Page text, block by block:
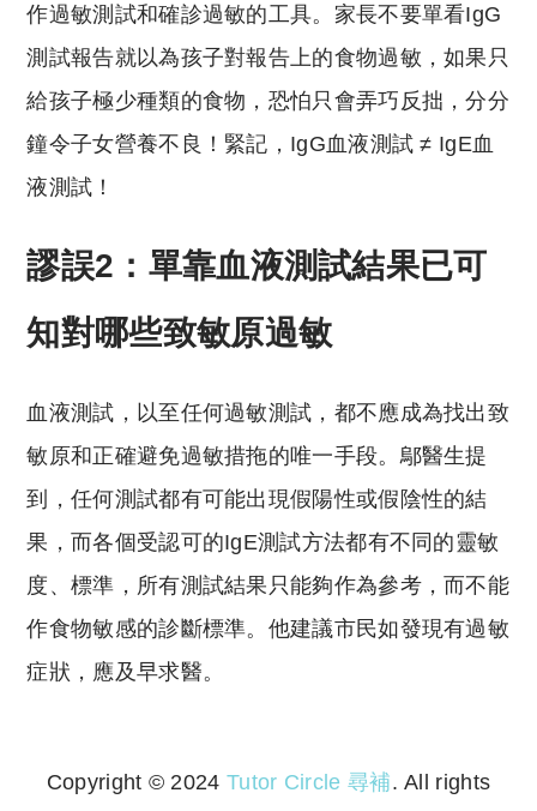
作過敏測試和確診過敏的工具。家長不要單看IgG
測試報告就以為孩子對報告上的食物過敏，如果只
給孩子極少種類的食物，恐怕只會弄巧反拙，分分
鐘令子女營養不良！緊記，IgG血液測試 ≠ IgE血
液測試！
謬誤2：單靠血液測試結果已可
知對哪些致敏原過敏
血液測試，以至任何過敏測試，都不應成為找出致
敏原和正確避免過敏措拖的唯一手段。鄔醫生提
到，任何測試都有可能出現假陽性或假陰性的結
果，而各個受認可的IgE測試方法都有不同的靈敏
度、標準，所有測試結果只能夠作為參考，而不能
作食物敏感的診斷標準。他建議市民如發現有過敏
症狀，應及早求醫。
Copyright © 2024 Tutor Circle 尋補. All rights